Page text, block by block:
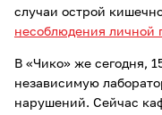
случаи острой
несоблюдения личной
В «Чико» же сегодня,
независимую
нарушений. Сейчас